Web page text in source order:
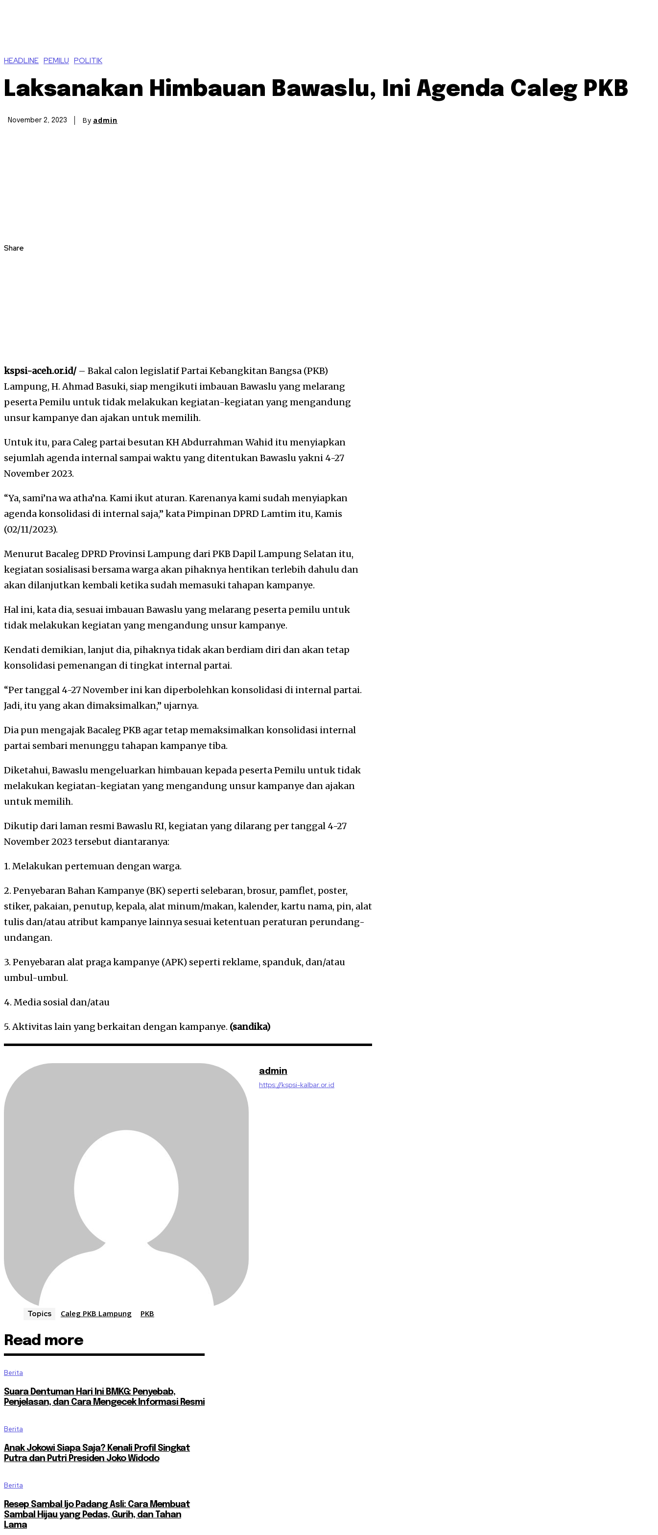
HEADLINE PEMILU POLITIK
Laksanakan Himbauan Bawaslu, Ini Agenda Caleg PKB
November 2, 2023 By admin
Share
kspsi-aceh.or.id/– Bakal calon legislatif Partai Kebangkitan Bangsa (PKB)
Lampung, H. Ahmad Basuki, siap mengikuti imbauan Bawaslu yang melarang
peserta Pemilu untuk tidak melakukan kegiatan-kegiatan yang mengandung
unsur kampanye dan ajakan untuk memilih.
Untuk itu, para Caleg partai besutan KH Abdurrahman Wahid itu menyiapkan
sejumlah agenda internal sampai waktu yang ditentukan Bawaslu yakni 4-27
November 2023.
“Ya, sami’na wa atha’na. Kami ikut aturan. Karenanya kami sudah menyiapkan
agenda konsolidasi di internal saja,” kata Pimpinan DPRD Lamtim itu, Kamis
(02/11/2023).
Menurut Bacaleg DPRD Provinsi Lampung dari PKB Dapil Lampung Selatan itu,
kegiatan sosialisasi bersama warga akan pihaknya hentikan terlebih dahulu dan
akan dilanjutkan kembali ketika sudah memasuki tahapan kampanye.
Hal ini, kata dia, sesuai imbauan Bawaslu yang melarang peserta pemilu untuk
tidak melakukan kegiatan yang mengandung unsur kampanye.
Kendati demikian, lanjut dia, pihaknya tidak akan berdiam diri dan akan tetap
konsolidasi pemenangan di tingkat internal partai.
“Per tanggal 4-27 November ini kan diperbolehkan konsolidasi di internal partai.
Jadi, itu yang akan dimaksimalkan,” ujarnya.
Dia pun mengajak Bacaleg PKB agar tetap memaksimalkan konsolidasi internal
partai sembari menunggu tahapan kampanye tiba.
Diketahui, Bawaslu mengeluarkan himbauan kepada peserta Pemilu untuk tidak
melakukan kegiatan-kegiatan yang mengandung unsur kampanye dan ajakan
untuk memilih.
Dikutip dari laman resmi Bawaslu RI, kegiatan yang dilarang per tanggal 4-27
November 2023 tersebut diantaranya:
1. Melakukan pertemuan dengan warga.
2. Penyebaran Bahan Kampanye (BK) seperti selebaran, brosur, pamflet, poster,
stiker, pakaian, penutup, kepala, alat minum/makan, kalender, kartu nama, pin, alat
tulis dan/atau atribut kampanye lainnya sesuai ketentuan peraturan perundang-
undangan.
3. Penyebaran alat praga kampanye (APK) seperti reklame, spanduk, dan/atau
umbul-umbul.
4. Media sosial dan/atau
5. Aktivitas lain yang berkaitan dengan kampanye. (sandika)
admin
https://kspsi-kalbar.or.id
Topics Caleg PKB Lampung PKB
Read more
Berita
Suara Dentuman Hari Ini BMKG: Penyebab,
Penjelasan, dan Cara Mengecek Informasi Resmi
Berita
Anak Jokowi Siapa Saja? Kenali Profil Singkat
Putra dan Putri Presiden Joko Widodo
Berita
Resep Sambal Ijo Padang Asli: Cara Membuat
Sambal Hijau yang Pedas, Gurih, dan Tahan
Lama